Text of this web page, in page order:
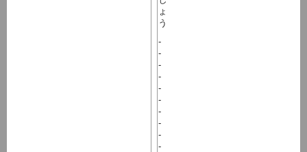
ょ
う
-
-
-
-
-
-
-
-
-
-